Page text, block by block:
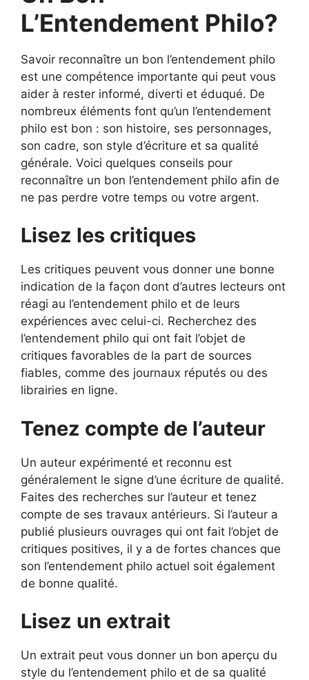
L’Entendement Philo?
Savoir reconnaître un bon l’entendement philo
est une compétence importante qui peut vous
aider à rester informé, diverti et éduqué. De
nombreux éléments font qu’un l’entendement
philo est bon : son histoire, ses personnages,
son cadre, son style d’écriture et sa qualité
générale. Voici quelques conseils pour
reconnaître un bon l’entendement philo afin de
ne pas perdre votre temps ou votre argent.
Lisez les critiques
Les critiques peuvent vous donner une bonne
indication de la façon dont d’autres lecteurs ont
réagi au l’entendement philo et de leurs
expériences avec celui-ci. Recherchez des
l’entendement philo qui ont fait l’objet de
critiques favorables de la part de sources
fiables, comme des journaux réputés ou des
librairies en ligne.
Tenez compte de l’auteur
Un auteur expérimenté et reconnu est
généralement le signe d’une écriture de qualité.
Faites des recherches sur l’auteur et tenez
compte de ses travaux antérieurs. Si l’auteur a
publié plusieurs ouvrages qui ont fait l’objet de
critiques positives, il y a de fortes chances que
son l’entendement philo actuel soit également
de bonne qualité.
Lisez un extrait
Un extrait peut vous donner un bon aperçu du
style du l’entendement philo et de sa qualité